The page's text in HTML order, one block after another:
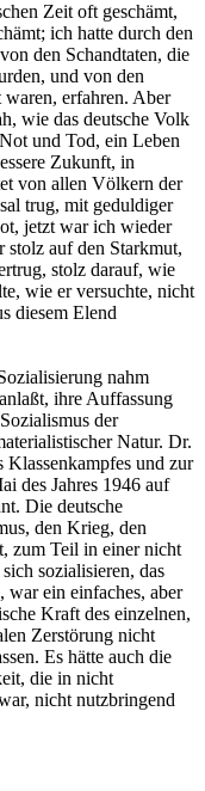
Zeit oft geschämt,
ich hatte durch den
den Schandtaten, die
und von den
waren, erfahren. Aber
wie das deutsche Volk
und Tod, ein Leben
Zukunft, in
von allen Völkern der
trug, mit geduldiger
jetzt war ich wieder
stolz auf den Starkmut,
stolz darauf, wie
wie er versuchte, nicht
diesem Elend
nahm
ihre Auffassung
der
Natur. Dr.
Klassenkampfes und zur
des Jahres 1946 auf
Die deutsche
den Krieg, den
zum Teil in einer nicht
sozialisieren, das
war ein einfaches, aber
Kraft des einzelnen,
Zerstörung nicht
Es hätte auch die
die in nicht
nicht nutzbringend